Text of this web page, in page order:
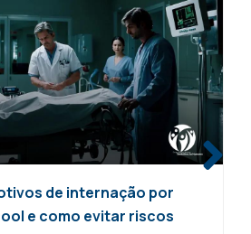
de internação por
e como evitar riscos